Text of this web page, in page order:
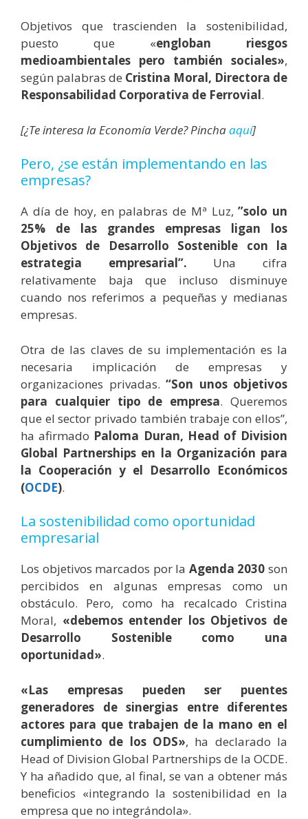
Objetivos que trascienden la sostenibilidad,
puesto que «engloban riesgos
medioambientales pero también sociales»,
según palabras de Cristina Moral, Directora de
Responsabilidad Corporativa de Ferrovial.
[¿Te interesa la Economía Verde? Pinchaaquí]
Pero, ¿se están implementando en las
empresas?
A día de hoy, en palabras de Mª Luz,”solo un
25% de las grandes empresas ligan los
Objetivos de Desarrollo Sostenible con la
estrategia empresarial”. Una cifra
relativamente baja que incluso disminuye
cuando nos referimos a pequeñas y medianas
empresas.
Otra de las claves de su implementación es la
necesaria implicación de empresas y
organizaciones privadas. “Son unos objetivos
para cualquier tipo de empresa. Queremos
que el sector privado también trabaje con ellos”,
ha afirmado Paloma Duran, Head of Division
Global Partnerships en la Organización para
la Cooperación y el Desarrollo Económicos
(OCDE).
La sostenibilidad como oportunidad
empresarial
Los objetivos marcados por la Agenda 2030 son
percibidos en algunas empresas como un
obstáculo. Pero, como ha recalcado Cristina
Moral, «debemos entender los Objetivos de
Desarrollo Sostenible como una
oportunidad».
«Las empresas pueden ser puentes
generadores de sinergias entre diferentes
actores para que trabajen de la mano en el
cumplimiento de los ODS», ha declarado la
Head of Division Global Partnerships de la OCDE.
Y ha añadido que, al final, se van a obtener más
beneficios «integrando la sostenibilidad en la
empresa que no integrándola».